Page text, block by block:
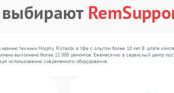
техники Morphy Richards в Уфе с опытом более 10 лет. В штате
выполнено более 12 000 ремонтов. Ежемесячно в сервисный центр
использованию современного оборудования.